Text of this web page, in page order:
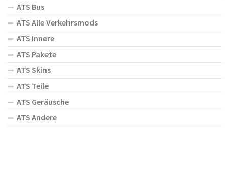
ATS Bus
ATS Alle Verkehrsmods
ATS Innere
ATS Pakete
ATS Skins
ATS Teile
ATS Geräusche
ATS Andere